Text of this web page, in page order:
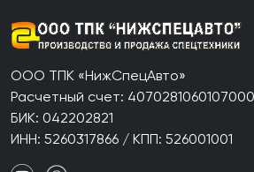
ООО ТПК «НижСпецАвто»
Расчетный счет:
БИК: 042202821
ИНН: 5260317866 / КПП: 526001001